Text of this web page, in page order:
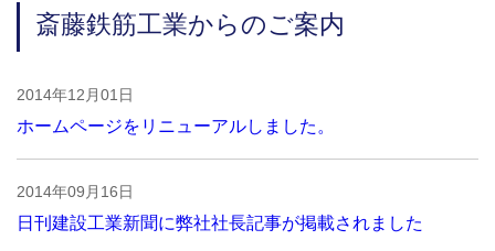
斎藤鉄筋工業からのご案内
2014年12月01日
ホームページをリニューアルしました。
2014年09月16日
日刊建設工業新聞に弊社社長記事が掲載されました